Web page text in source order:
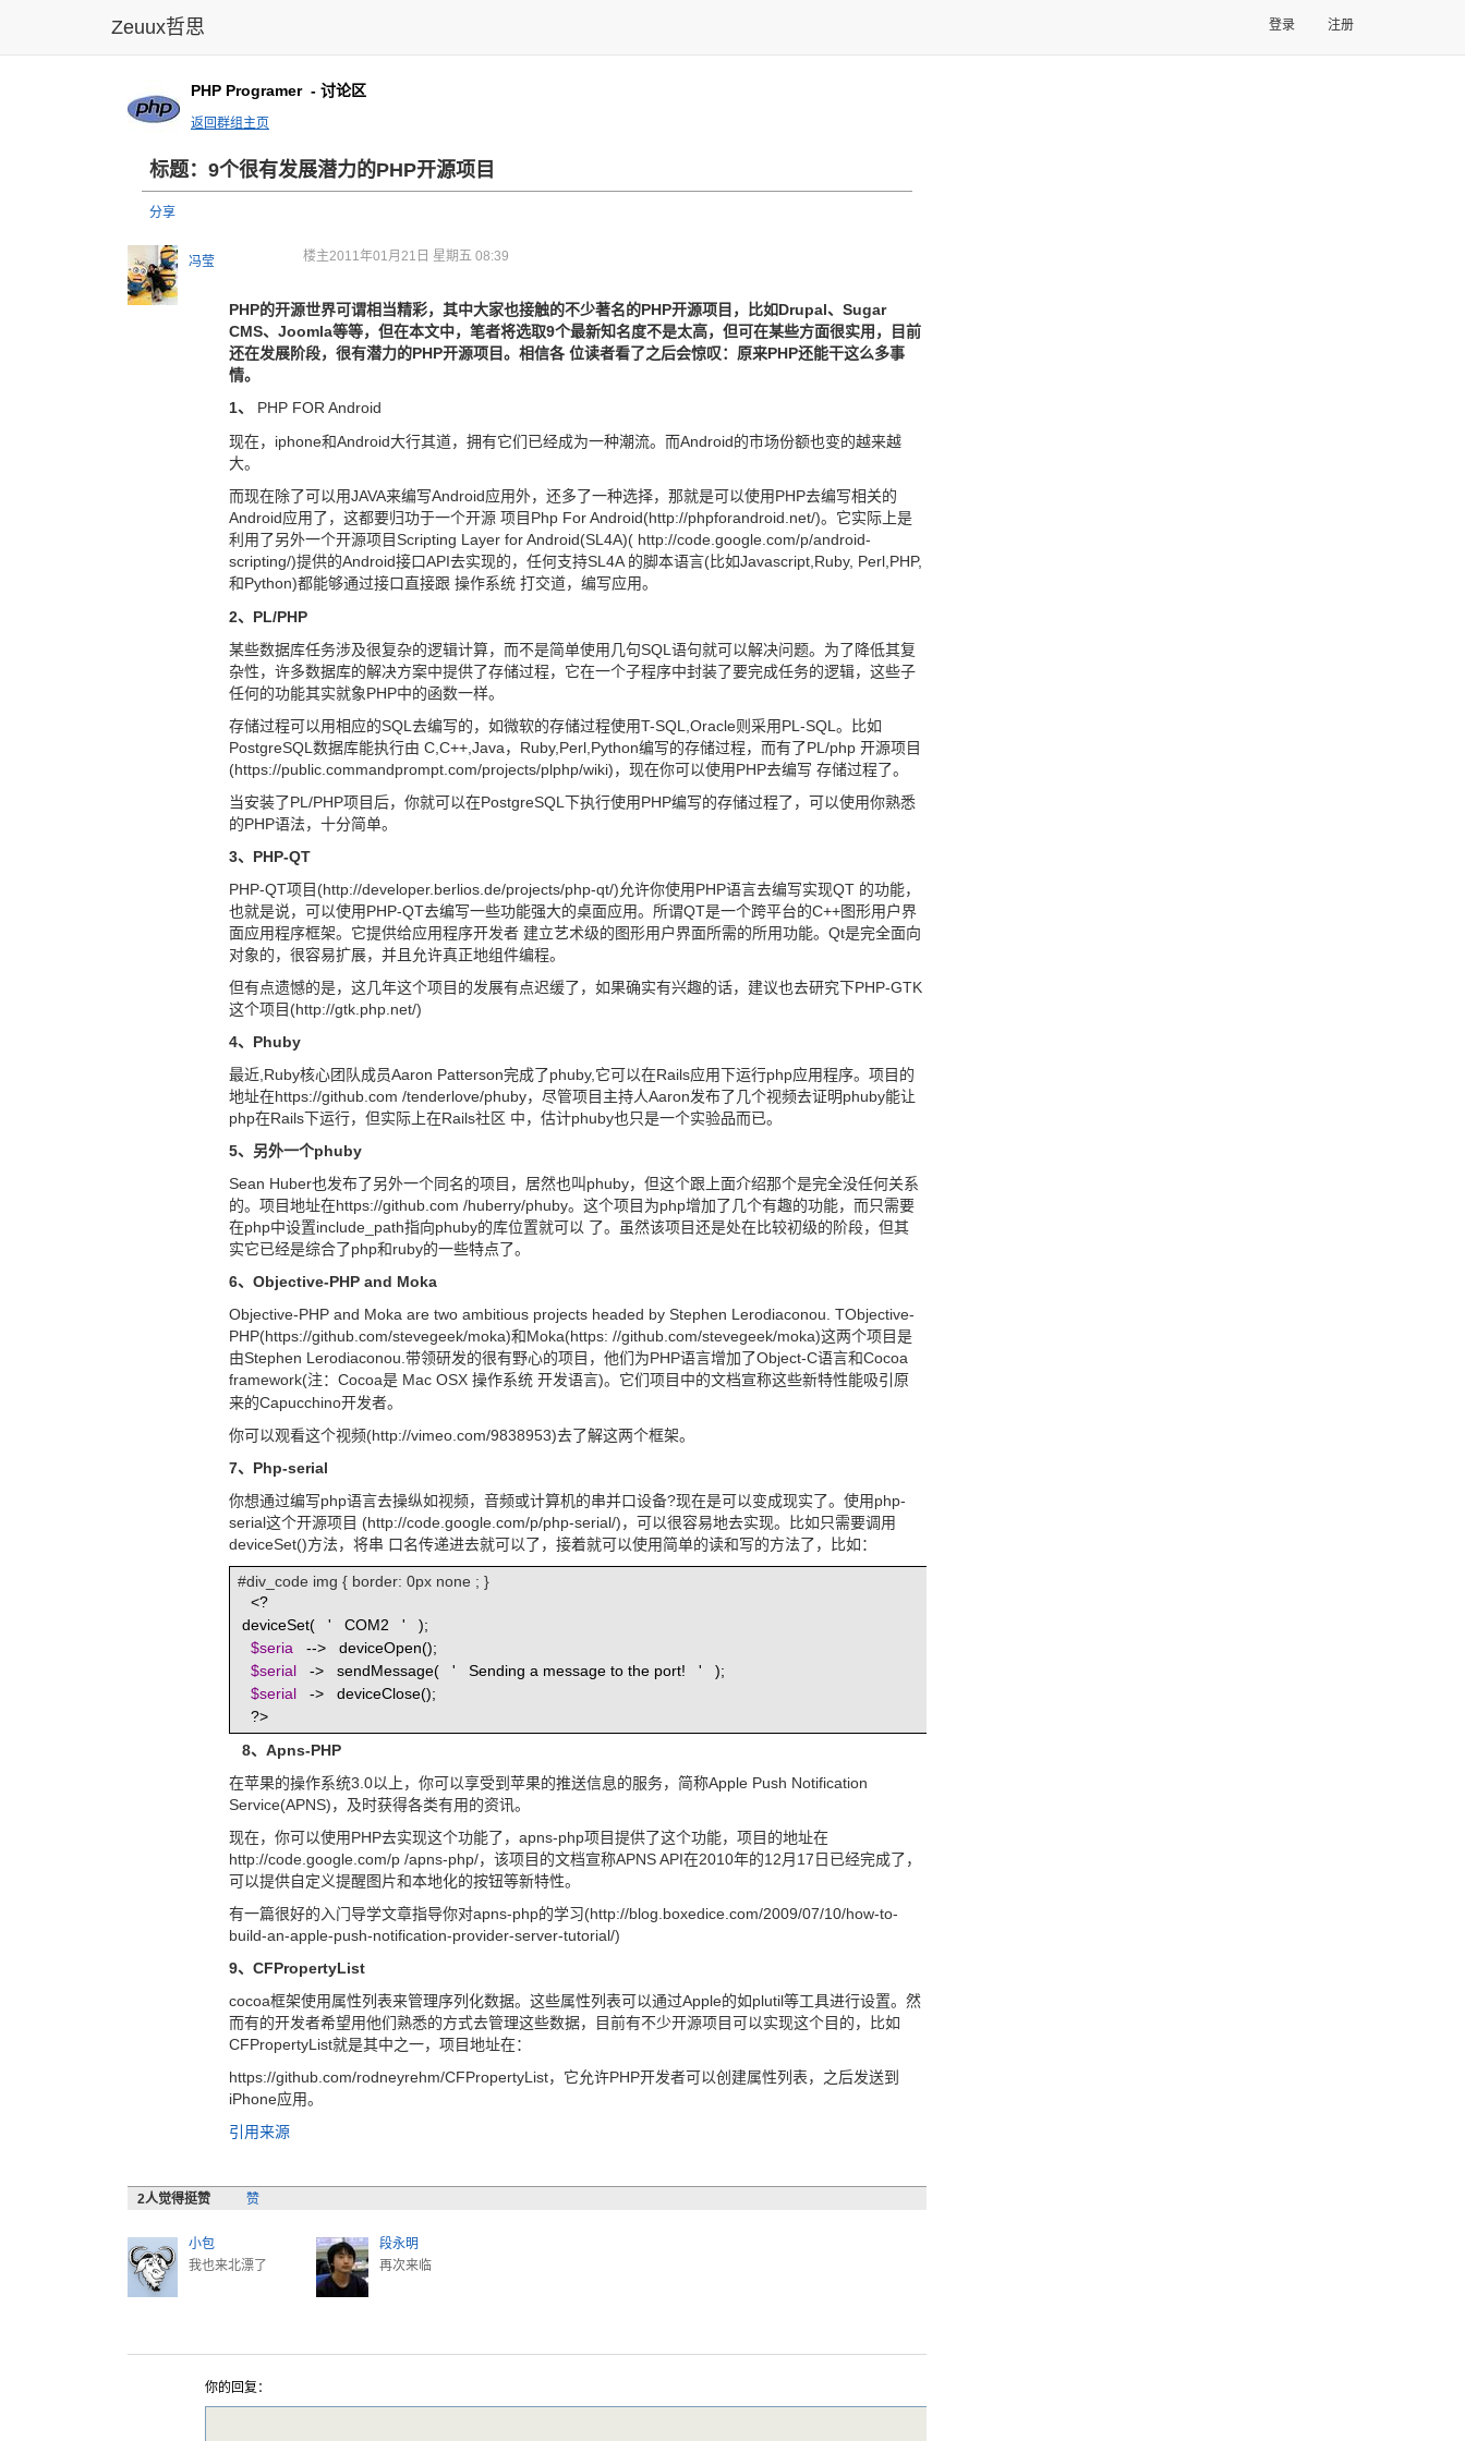
Zeuux哲思 登录 注册
PHP Programer- 讨论区
返回群组主页
标题：9个很有发展潜力的PHP开源项目
分享
冯莹 楼主2011年01月21日 星期五 08:39
PHP的开源世界可谓相当精彩，其中大家也接触的不少著名的PHP开源项目，比如Drupal、Sugar
CMS、Joomla等等，但在本文中，笔者将选取9个最新知名度不是太高，但可在某些方面很实用，目前
还在发展阶段，很有潜力的PHP开源项目。相信各 位读者看了之后会惊叹：原来PHP还能干这么多事
情。
1、 PHP FOR Android
现在，iphone和Android大行其道，拥有它们已经成为一种潮流。而Android的市场份额也变的越来越
大。
而现在除了可以用JAVA来编写Android应用外，还多了一种选择，那就是可以使用PHP去编写相关的
Android应用了，这都要归功于一个开源 项目Php For Android(http://phpforandroid.net/)。它实际上是
利用了另外一个开源项目Scripting Layer for Android(SL4A)( http://code.google.com/p/android-
scripting/)提供的Android接口API去实现的，任何支持SL4A 的脚本语言(比如Javascript,Ruby, Perl,PHP,
和Python)都能够通过接口直接跟 操作系统 打交道，编写应用。
2、PL/PHP
某些数据库任务涉及很复杂的逻辑计算，而不是简单使用几句SQL语句就可以解决问题。为了降低其复
杂性，许多数据库的解决方案中提供了存储过程，它在一个子程序中封装了要完成任务的逻辑，这些子
任何的功能其实就象PHP中的函数一样。
存储过程可以用相应的SQL去编写的，如微软的存储过程使用T-SQL,Oracle则采用PL-SQL。比如
PostgreSQL数据库能执行由 C,C++,Java，Ruby,Perl,Python编写的存储过程，而有了PL/php 开源项目
(https://public.commandprompt.com/projects/plphp/wiki)，现在你可以使用PHP去编写 存储过程了。
当安装了PL/PHP项目后，你就可以在PostgreSQL下执行使用PHP编写的存储过程了，可以使用你熟悉
的PHP语法，十分简单。
3、PHP-QT
PHP-QT项目(http://developer.berlios.de/projects/php-qt/)允许你使用PHP语言去编写实现QT 的功能，
也就是说，可以使用PHP-QT去编写一些功能强大的桌面应用。所谓QT是一个跨平台的C++图形用户界
面应用程序框架。它提供给应用程序开发者 建立艺术级的图形用户界面所需的所用功能。Qt是完全面向
对象的，很容易扩展，并且允许真正地组件编程。
但有点遗憾的是，这几年这个项目的发展有点迟缓了，如果确实有兴趣的话，建议也去研究下PHP-GTK
这个项目(http://gtk.php.net/)
4、Phuby
最近,Ruby核心团队成员Aaron Patterson完成了phuby,它可以在Rails应用下运行php应用程序。项目的
地址在https://github.com /tenderlove/phuby，尽管项目主持人Aaron发布了几个视频去证明phuby能让
php在Rails下运行，但实际上在Rails社区 中，估计phuby也只是一个实验品而已。
5、另外一个phuby
Sean Huber也发布了另外一个同名的项目，居然也叫phuby，但这个跟上面介绍那个是完全没任何关系
的。项目地址在https://github.com /huberry/phuby。这个项目为php增加了几个有趣的功能，而只需要
在php中设置include_path指向phuby的库位置就可以 了。虽然该项目还是处在比较初级的阶段，但其
实它已经是综合了php和ruby的一些特点了。
6、Objective-PHP and Moka
Objective-PHP and Moka are two ambitious projects headed by Stephen Lerodiaconou. TObjective-
PHP(https://github.com/stevegeek/moka)和Moka(https: //github.com/stevegeek/moka)这两个项目是
由Stephen Lerodiaconou.带领研发的很有野心的项目，他们为PHP语言增加了Object-C语言和Cocoa
framework(注：Cocoa是 Mac OSX 操作系统 开发语言)。它们项目中的文档宣称这些新特性能吸引原
来的Capucchino开发者。
你可以观看这个视频(http://vimeo.com/9838953)去了解这两个框架。
7、Php-serial
你想通过编写php语言去操纵如视频，音频或计算机的串并口设备?现在是可以变成现实了。使用php-
serial这个开源项目 (http://code.google.com/p/php-serial/)，可以很容易地去实现。比如只需要调用
deviceSet()方法，将串 口名传递进去就可以了，接着就可以使用简单的读和写的方法了，比如：
#div_code img { border: 0px none ; }
<?
deviceSet(
' COM2 '
);
$seria
-->
deviceOpen();
$serial
-> sendMessage( ' Sending a message to the port! '
);
$serial
->
deviceClose();
?>
8、Apns-PHP
在苹果的操作系统3.0以上，你可以享受到苹果的推送信息的服务，简称Apple Push Notification
Service(APNS)，及时获得各类有用的资讯。
现在，你可以使用PHP去实现这个功能了，apns-php项目提供了这个功能，项目的地址在
http://code.google.com/p /apns-php/，该项目的文档宣称APNS API在2010年的12月17日已经完成了，
可以提供自定义提醒图片和本地化的按钮等新特性。
有一篇很好的入门导学文章指导你对apns-php的学习(http://blog.boxedice.com/2009/07/10/how-to-
build-an-apple-push-notification-provider-server-tutorial/)
9、CFPropertyList
cocoa框架使用属性列表来管理序列化数据。这些属性列表可以通过Apple的如plutil等工具进行设置。然
而有的开发者希望用他们熟悉的方式去管理这些数据，目前有不少开源项目可以实现这个目的，比如
CFPropertyList就是其中之一，项目地址在：
https://github.com/rodneyrehm/CFPropertyList，它允许PHP开发者可以创建属性列表，之后发送到
iPhone应用。
引用来源
2人觉得挺赞 赞
小包
我也来北漂了
段永明
再次来临
你的回复：